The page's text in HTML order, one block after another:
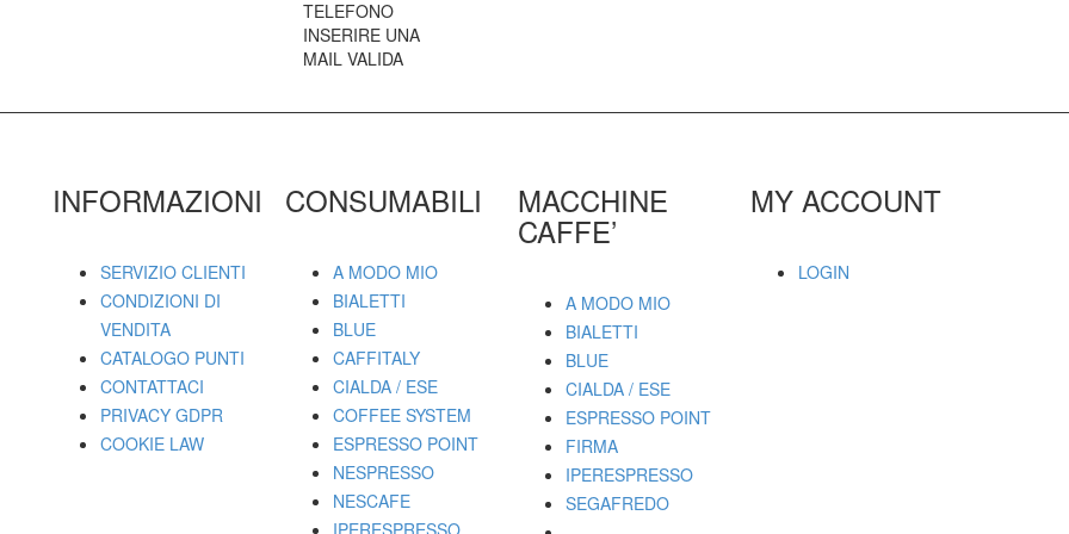
TELEFONO
INSERIRE UNA
MAIL VALIDA
INFORMAZIONI
SERVIZIO CLIENTI
CONDIZIONI DI
VENDITA
CATALOGO PUNTI
CONTATTACI
PRIVACY GDPR
COOKIE LAW
CONSUMABILI
A MODO MIO
BIALETTI
BLUE
CAFFITALY
CIALDA / ESE
COFFEE SYSTEM
ESPRESSO POINT
NESPRESSO
NESCAFE
MACCHINE
CAFFE’
A MODO MIO
BIALETTI
BLUE
CIALDA / ESE
ESPRESSO POINT
FIRMA
IPERESPRESSO
SEGAFREDO
MY ACCOUNT
LOGIN